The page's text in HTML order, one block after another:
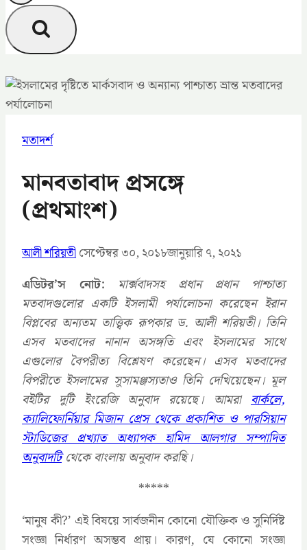
মতাদর্শ
মানবতাবাদ প্রসঙ্গে
(প্রথমাংশ)
আলী শরিয়তীসেপ্টেম্বর ৩০, ২০১৮জানুয়ারি ৭, ২০২১
এডিটর’স নোট: মার্ক্সবাদসহ প্রধান প্রধান পাশ্চাত্য
মতবাদগুলোর একটি ইসলামী পর্যালোচনা করেছেন ইরান
বিপ্লবের অন্যতম তাত্ত্বিক রূপকার ড. আলী শরিয়তী। তিনি
এসব মতবাদের নানান অসঙ্গতি এবং ইসলামের সাথে
এগুলোর বৈপরীত্য বিশ্লেষণ করেছেন। এসব মতবাদের
বিপরীতে ইসলামের সুসামঞ্জস্যতাও তিনি দেখিয়েছেন। মূল
বইটির দুটি ইংরেজি অনুবাদ রয়েছে। আমরা বার্কলে,
ক্যালিফোর্নিয়ার মিজান প্রেস থেকে প্রকাশিত ও পারসিয়ান
স্টাডিজের প্রখ্যাত অধ্যাপক হামিদ আলগার সম্পাদিত
অনুবাদটিথেকে বাংলায় অনুবাদ করছি।
*****
‘মানুষ কী?’ এই বিষয়ে সার্বজনীন কোনো যৌক্তিক ও সুনির্দিষ্ট
সংজ্ঞা নির্ধারণ অসম্ভব প্রায়। কারণ, যে কোনো সংজ্ঞা